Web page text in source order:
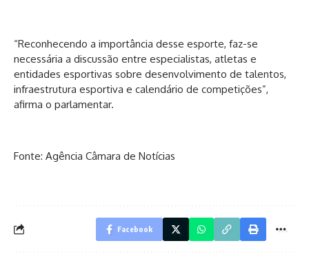
“Reconhecendo a importância desse esporte, faz-se
necessária a discussão entre especialistas, atletas e
entidades esportivas sobre desenvolvimento de talentos,
infraestrutura esportiva e calendário de competições”,
afirma o parlamentar.
Fonte: Agência Câmara de Notícias
Facebook